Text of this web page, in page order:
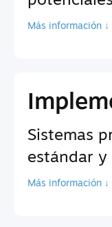
Más información ↓
Sistemas
estándar y
Más información ↓